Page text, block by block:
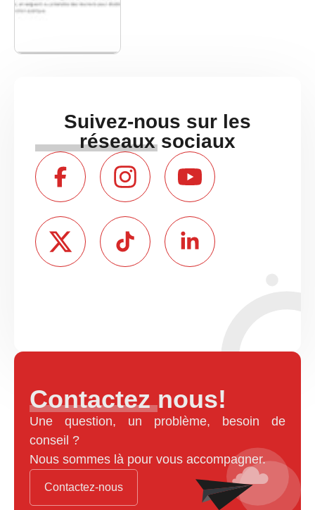
Suivez-nous sur les
réseaux sociaux
Contactez nous!
Une question, un problème, besoin de
conseil ?
Nous sommes là pour vous accompagner.
Contactez-nous